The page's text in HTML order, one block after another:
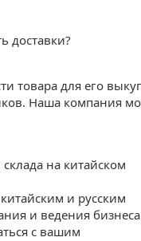
доставки?
товара для его
Наша компания
на китайском
и русским
и ведения
с вашим